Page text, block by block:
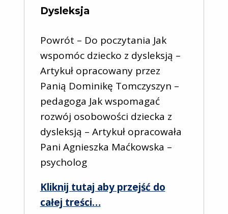
Dysleksja
Powrót – Do poczytania Jak
wspomóc dziecko z dysleksją –
Artykuł opracowany przez
Panią Dominikę Tomczyszyn –
pedagoga Jak wspomagać
rozwój osobowości dziecka z
dysleksją – Artykuł opracowała
Pani Agnieszka Maćkowska –
psycholog
Kliknij tutaj aby przejść do
całej treści
“Dysleksja”
…